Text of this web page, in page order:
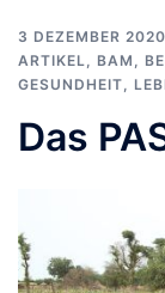
3 DEZEMBER 2020
ARTIKEL
BAM
GESUNDHEIT
Das